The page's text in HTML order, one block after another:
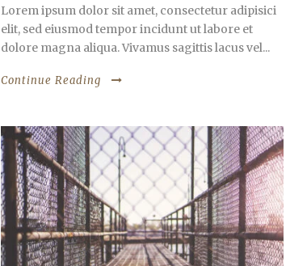
Lorem ipsum dolor sit amet, consectetur adipisici
elit, sed eiusmod tempor incidunt ut labore et
dolore magna aliqua. Vivamus sagittis lacus vel...
Continue Reading